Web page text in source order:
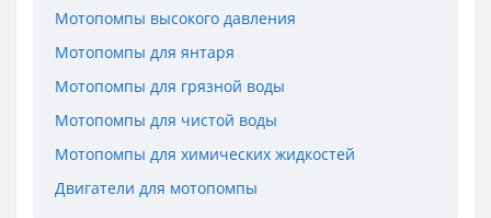
Мотопомпы высокого давления
Мотопомпы для янтаря
Мотопомпы для грязной воды
Мотопомпы для чистой воды
Мотопомпы для химических жидкостей
Двигатели для мотопомпы